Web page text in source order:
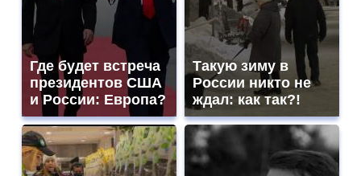
Где будет встреча
президентов США
и России: Европа?
Такую зиму в
России никто не
ждал: как так?!